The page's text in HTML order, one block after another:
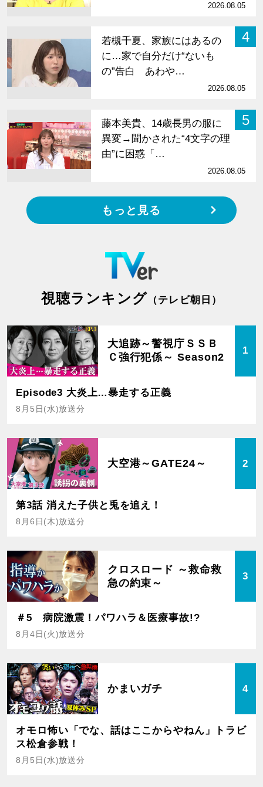
2026.08.05
4
若槻千夏、家族にはあるの
に…家で自分だけ“ないも
の”告白 あわや…
2026.08.05
5
藤本美貴、14歳長男の服に
異変→聞かされた“4文字の理
由”に困惑「…
2026.08.05
もっと見る
視聴ランキング （テレビ朝日）
大追跡～警視庁ＳＳＢ
Ｃ強行犯係～ Season2
1
Episode3 大炎上…暴走する正義
8月5日(水)放送分
大空港～GATE24～ 2
第3話 消えた子供と兎を追え！
8月6日(木)放送分
クロスロード ～救命救
急の約束～
3
＃5 病院激震！パワハラ＆医療事故!?
8月4日(火)放送分
かまいガチ 4
オモロ怖い「でな、話はここからやねん」トラビ
ス松倉参戦！
8月5日(水)放送分